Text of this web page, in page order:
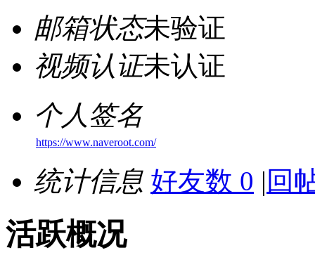
邮箱状态未验证
视频认证未认证
个人签名
https://www.naveroot.com/
统计信息 好友数 0 | 回
活跃概况